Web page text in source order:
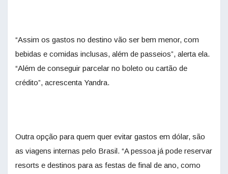
“Assim os gastos no destino vão ser bem menor, com
bebidas e comidas inclusas, além de passeios”, alerta ela.
“Além de conseguir parcelar no boleto ou cartão de
crédito”, acrescenta Yandra.
Outra opção para quem quer evitar gastos em dólar, são
as viagens internas pelo Brasil. “A pessoa já pode reservar
resorts e destinos para as festas de final de ano, como